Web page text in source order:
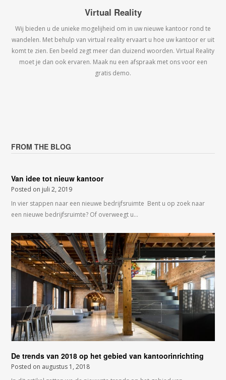
Virtual Reality
Wij bieden u de unieke mogelijheid om in uw nieuwe kantoor rond te
wandelen. Met behulp van virtual reality ervaart u hoe uw kantoor er uit
komt te zien. Een beeld zegt meer dan duizend woorden. Virtual Reality
moet je dan ook ervaren. Maak nu een afspraak met ons voor een
gratis demo.
FROM THE BLOG
Van idee tot nieuw kantoor
Posted on juli 2, 2019
In vier stappen naar een nieuwe bedrijfsruimte Bent u op zoek naar
een nieuwe bedrijfsruimte? Of overweegt u…
De trends van 2018 op het gebied van kantoorinrichting
Posted on augustus 1, 2018